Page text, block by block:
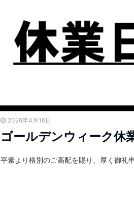
2026年4月16日
ゴールデンウィーク休
平素より格別のご高配を賜り、厚く御礼